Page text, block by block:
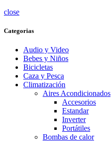
close
Categorias
Audio y Video
Bebes y Niños
Bicicletas
Caza y Pesca
Climatización
Aires Acondicionados
Accesorios
Estandar
Inverter
Portátiles
Bombas de calor